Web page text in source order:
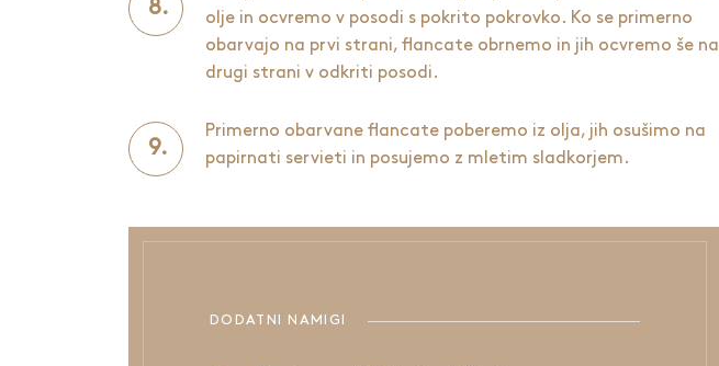
olje in ocvremo v posodi s pokrito pokrovko. Ko se primerno
obarvajo na prvi strani, flancate obrnemo in jih ocvremo še na
drugi strani v odkriti posodi.
Primerno obarvane flancate poberemo iz olja, jih osušimo na
papirnati servieti in posujemo z mletim sladkorjem.
DODATNI NAMIGI